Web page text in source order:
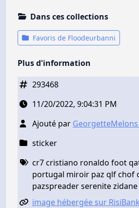
Dans ces collections
Favoris de Floodeurbanni
Plus d'information
293468
11/20/2022, 9:04:31 PM
Ajouté par GeorgetteMelons
sticker
cr7 cristiano ronaldo foot
portugal miroir paz qlf chof
pazspreader serenite zidane
image hébergée sur RisiBank